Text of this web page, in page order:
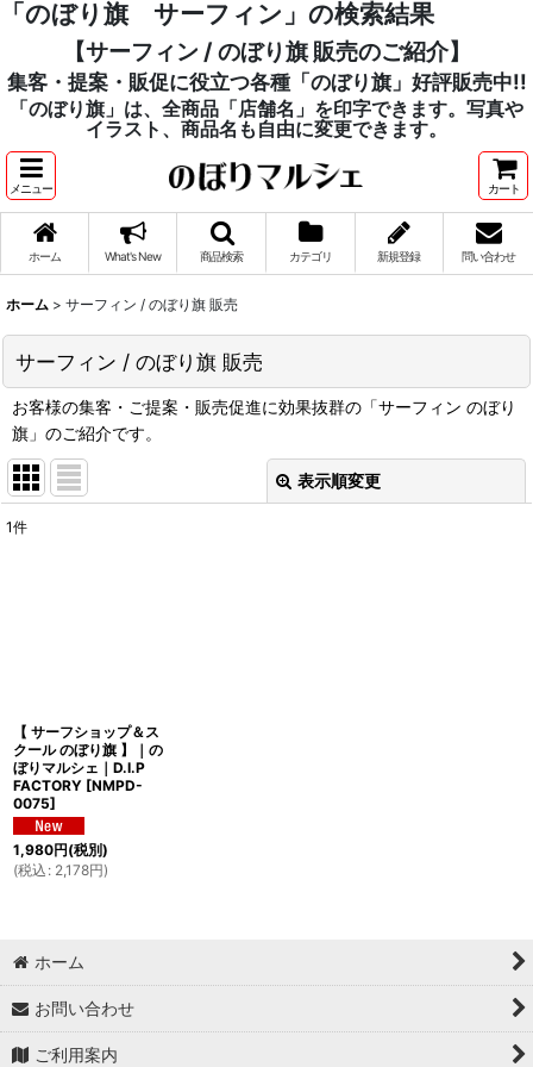
「のぼり旗 サーフィン」の検索結果
【サーフィン / のぼり旗 販売のご紹介】
集客・提案・販促に役立つ各種「のぼり旗」好評販売中!!
「のぼり旗」は、全商品「店舗名」を印字できます。写真や
イラスト、商品名も自由に変更できます。
メニュー カート
ホーム What's New 商品検索 カテゴリ 新規登録 問い合わせ
ホーム > サーフィン / のぼり旗 販売
サーフィン / のぼり旗 販売
お客様の集客・ご提案・販売促進に効果抜群の「サーフィン のぼり
旗」のご紹介です。
表示順変更
1件
【 サーフショップ＆ス
クール のぼり旗 】｜の
ぼりマルシェ｜D.I.P
FACTORY [NMPD-
0075]
1,980円(税別)
(税込 : 2,178円)
ホーム
お問い合わせ
ご利用案内